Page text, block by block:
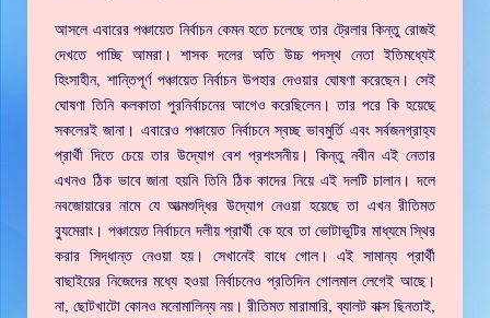
আসলে এবারের পঞ্চায়েত নির্বাচন কেমন হতে চলেছে তার ট্রেলার কিন্তু রোজই
দেখতে পাচ্ছি আমরা। শাসক দলের অতি উচ্চ পদস্থ নেতা ইতিমধ্যেই
হিংসাহীন, শান্তিপূর্ণ পঞ্চায়েত নির্বাচন উপহার দেওয়ার ঘোষণা করেছেন। সেই
ঘোষণা তিনি কলকাতা পুরনির্বাচনের আগেও করেছিলেন। তার পরে কি হয়েছে
সকলেরই জানা। এবারেও পঞ্চায়েত নির্বাচনে স্বচ্ছ ভাবমুর্তি এবং সর্বজনগ্রাহ্য
প্রার্থী দিতে চেয়ে তার উদ্যোগ বেশ প্রশংসনীয়। কিন্তু নবীন এই নেতার
এখনও ঠিক ভাবে জানা হয়নি তিনি ঠিক কাদের নিয়ে এই দলটি চালান। দলে
নবজোয়ারের নামে যে আত্মশুদ্ধির উদ্যোগ নেওয়া হয়েছে তা এখন রীতিমত
ব্যুমেরাং। পঞ্চায়েত নির্বাচনে দলীয় প্রার্থী কে হবে তা ভোটাভুটির মাধ্যমে স্থির
করার সিদ্ধান্ত নেওয়া হয়। সেখানেই বাধে গোল। এই সামান্য প্রার্থী
বাছাইয়ের নিজেদের মধ্যে হওয়া নির্বাচনেও প্রতিদিন গোলমাল লেগেই আছে।
না, ছোটখাটো কোনও মনোমালিন্য নয়। রীতিমত মারামারি, ব্যালট বাক্স ছিনতাই,